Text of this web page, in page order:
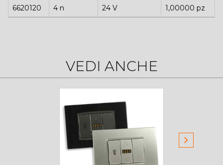
6620120 4 n 24 V 1,00000 pz
VEDI ANCHE